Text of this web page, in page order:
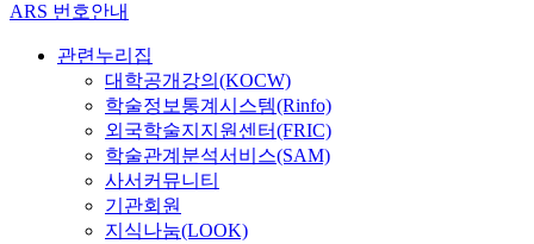
ARS 번호안내
관련누리집
대학공개강의(KOCW)
학술정보통계시스템(Rinfo)
외국학술지지원센터(FRIC)
학술관계분석서비스(SAM)
사서커뮤니티
기관회원
지식나눔(LOOK)